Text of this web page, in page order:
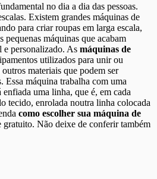
no dia a dia das pessoas.
Existem grandes máquinas de
para criar roupas em larga escala,
pequenas máquinas que acabam
e personalizado. As máquinas de
utilizados para unir ou
materiais que podem ser
Essa máquina trabalha com uma
uma linha, que é, em cada
tecido, enrolada noutra linha colocada
como escolher sua máquina de
gratuito. Não deixe de conferir também